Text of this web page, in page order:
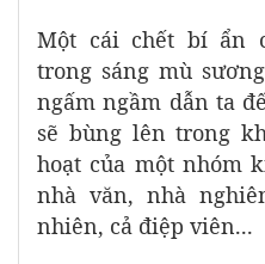
Một cái chết bí ẩn
trong sáng mù
ngấm ngầm dẫn ta
sẽ bùng lên trong
hoạt của một nhóm
nhà văn, nhà
nhiên, cả điệp viên...